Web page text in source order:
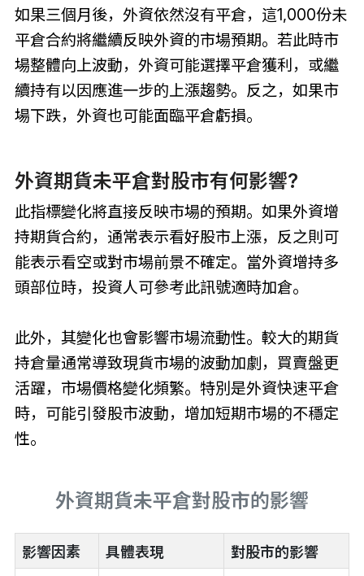
如果三個月後，外資依然沒有平倉，這1,000份未
平倉合約將繼續反映外資的市場預期。若此時市
場整體向上波動，外資可能選擇平倉獲利，或繼
續持有以因應進一步的上漲趨勢。反之，如果市
場下跌，外資也可能面臨平倉虧損。
外資期貨未平倉對股市有何影響?
此指標變化將直接反映市場的預期。如果外資增
持期貨合約，通常表示看好股市上漲，反之則可
能表示看空或對市場前景不確定。當外資增持多
頭部位時，投資人可參考此訊號適時加倉。
此外，其變化也會影響市場流動性。較大的期貨
持倉量通常導致現貨市場的波動加劇，買賣盤更
活躍，市場價格變化頻繁。特別是外資快速平倉
時，可能引發股市波動，增加短期市場的不穩定
性。
外資期貨未平倉對股市的影響
影響因素 具體表現 對股市的影響